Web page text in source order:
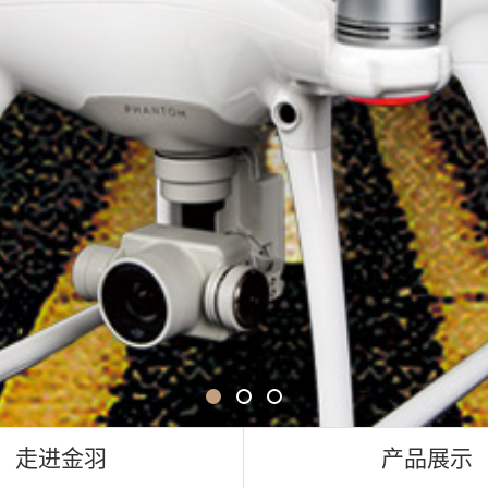
走进金羽 产品展示